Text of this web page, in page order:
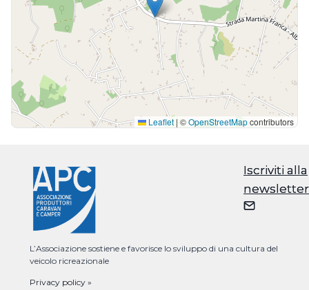
Iscriviti alla
newsletter
Leaflet | ©OpenStreetMapcontributors
L’Associazione sostiene e favorisce lo sviluppo di una cultura del
veicolo ricreazionale
Privacy policy »
Iscriviti alla
newsletter